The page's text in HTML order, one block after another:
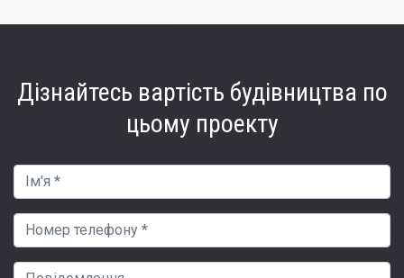
Дізнайтесь вартість будівництва по
цьому проекту